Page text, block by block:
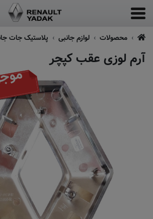
محصولات لوازم جانبی پلاستیک جات
آرم لوزی عقب کپچر